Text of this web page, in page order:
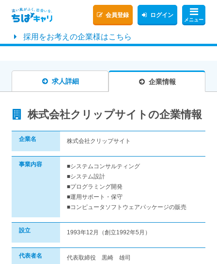
メニュー
会員登録 ログイン
採用をお考えの企業様はこちら
求人詳細 企業情報
株式会社クリップサイトの企業情報
企業名 株式会社クリップサイト
事業内容
■システムコンサルティング
■システム設計
■プログラミング開発
■運用サポート・保守
■コンピュータソフトウェアパッケージの販売
設立 1993年12月（創立1992年5月）
代表者名 代表取締役 黒崎 雄司